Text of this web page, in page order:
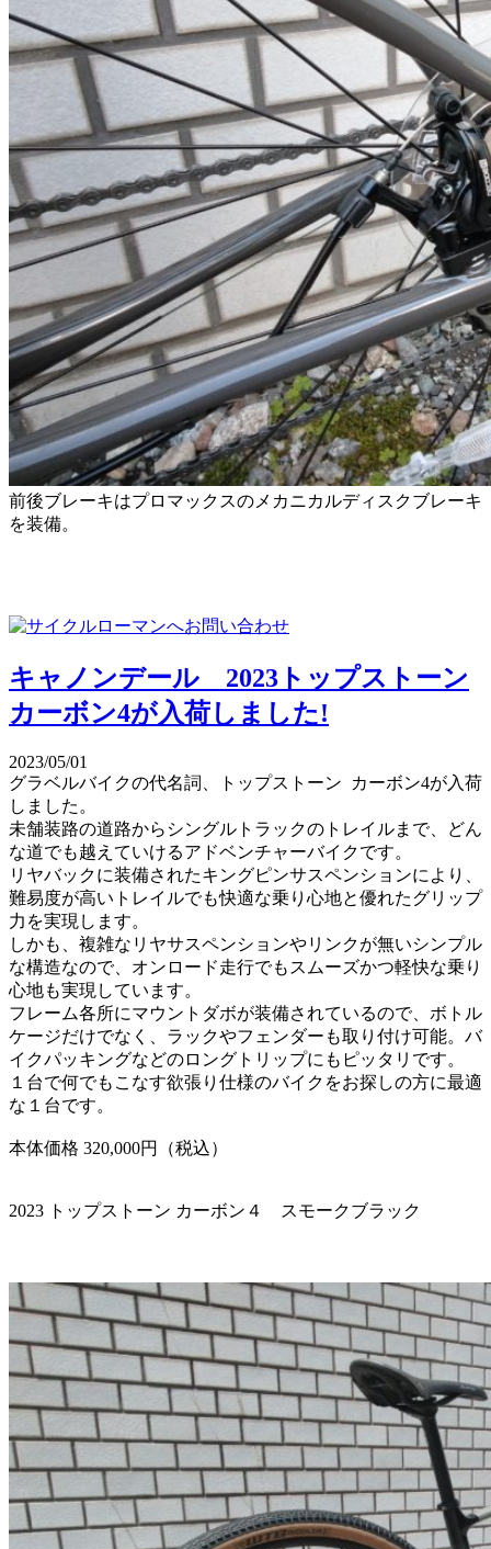
前後ブレーキはプロマックスのメカニカルディスクブレーキ
を装備。
キャノンデール 2023トップストーン
カーボン4が入荷しました!
2023/05/01
グラベルバイクの代名詞、トップストーン カーボン4が入荷
しました。
未舗装路の道路からシングルトラックのトレイルまで、どん
な道でも越えていけるアドベンチャーバイクです。
リヤバックに装備されたキングピンサスペンションにより、
難易度が高いトレイルでも快適な乗り心地と優れたグリップ
力を実現します。
しかも、複雑なリヤサスペンションやリンクが無いシンプル
な構造なので、オンロード走行でもスムーズかつ軽快な乗り
心地も実現しています。
フレーム各所にマウントダボが装備されているので、ボトル
ケージだけでなく、ラックやフェンダーも取り付け可能。バ
イクパッキングなどのロングトリップにもピッタリです。
１台で何でもこなす欲張り仕様のバイクをお探しの方に最適
な１台です。
本体価格 320,000円（税込）
2023 トップストーン カーボン４ スモークブラック